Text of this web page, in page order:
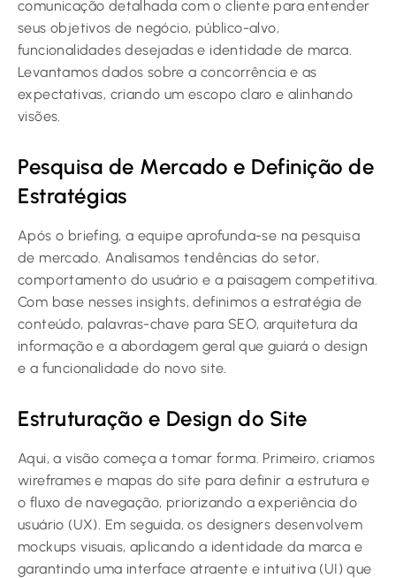
comunicação detalhada com o cliente para entender
seus objetivos de negócio, público-alvo,
funcionalidades desejadas e identidade de marca.
Levantamos dados sobre a concorrência e as
expectativas, criando um escopo claro e alinhando
visões.
Pesquisa de Mercado e Definição de
Estratégias
Após o briefing, a equipe aprofunda-se na pesquisa
de mercado. Analisamos tendências do setor,
comportamento do usuário e a paisagem competitiva.
Com base nesses insights, definimos a estratégia de
conteúdo, palavras-chave para SEO, arquitetura da
informação e a abordagem geral que guiará o design
e a funcionalidade do novo site.
Estruturação e Design do Site
Aqui, a visão começa a tomar forma. Primeiro, criamos
wireframes e mapas do site para definir a estrutura e
o fluxo de navegação, priorizando a experiência do
usuário (UX). Em seguida, os designers desenvolvem
mockups visuais, aplicando a identidade da marca e
garantindo uma interface atraente e intuitiva (UI) que